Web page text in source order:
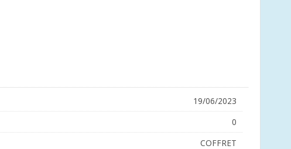
19/06/2023
0
COFFRET